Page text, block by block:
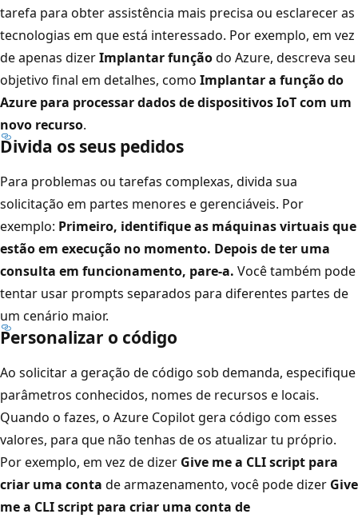
tarefa para obter assistência mais precisa ou esclarecer as
tecnologias em que está interessado. Por exemplo, em vez
de apenas dizerImplantar funçãodo Azure, descreva seu
objetivo final em detalhes, como Implantar a função do
Azure para processar dados de dispositivos IoT com um
novo recurso.
Divida os seus pedidos
Para problemas ou tarefas complexas, divida sua
solicitação em partes menores e gerenciáveis. Por
exemplo: Primeiro, identifique as máquinas virtuais que
estão em execução no momento. Depois de ter uma
consulta em funcionamento, pare-a. Você também pode
tentar usar prompts separados para diferentes partes de
um cenário maior.
Personalizar o código
Ao solicitar a geração de código sob demanda, especifique
parâmetros conhecidos, nomes de recursos e locais.
Quando o fazes, o Azure Copilot gera código com esses
valores, para que não tenhas de os atualizar tu próprio.
Por exemplo, em vez de dizer Give me a CLI script para
criar uma conta de armazenamento, você pode dizer Give
me a CLI script para criar uma conta de